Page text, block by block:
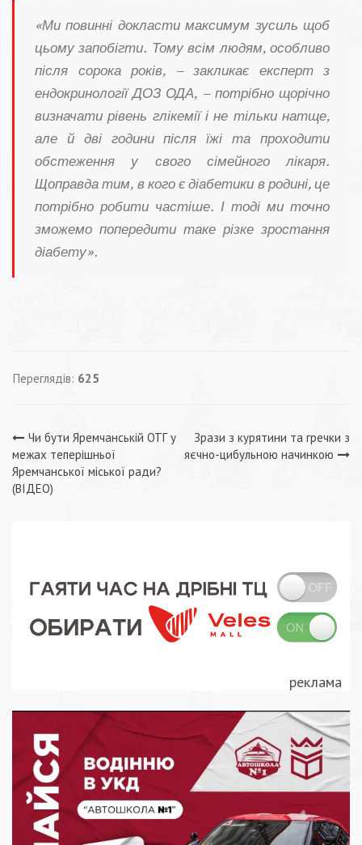
«Ми повинні докласти максимум зусиль щоб
цьому запобігти. Тому всім людям, особливо
після сорока років, – закликає експерт з
ендокринології ДОЗ ОДА, – потрібно щорічно
визначати рівень глікемії і не тільки натще,
але й дві години після їжі та проходити
обстеження у свого сімейного лікаря.
Щоправда тим, в кого є діабетики в родині, це
потрібно робити частіше. І тоді ми точно
зможемо попередити таке різке зростання
діабету».
Переглядів: 625
Навігація
записів
Чи бути Яремчанській ОТГ у
межах теперішньої
Яремчанської міської ради?
(ВІДЕО)
Зрази з курятини та гречки з
яєчно-цибульною начинкою